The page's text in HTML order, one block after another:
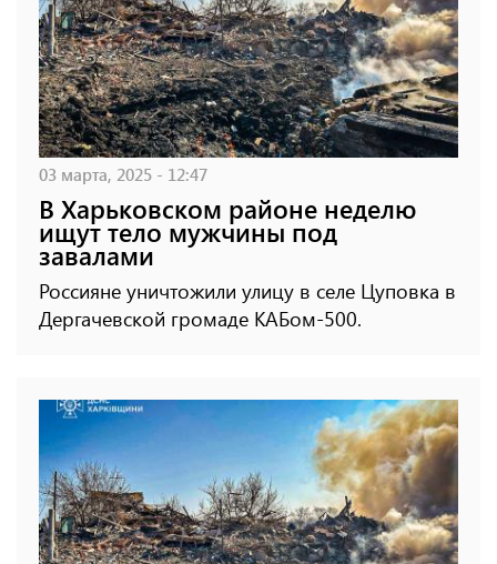
03 марта, 2025 - 12:47
В Харьковском районе неделю
ищут тело мужчины под
завалами
Россияне уничтожили улицу в селе Цуповка в
Дергачевской громаде КАБом-500.